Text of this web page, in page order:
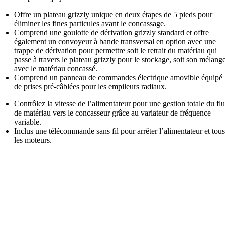
Offre un plateau grizzly unique en deux étapes de 5 pieds pour
éliminer les fines particules avant le concassage.
Comprend une goulotte de dérivation grizzly standard et offre
également un convoyeur à bande transversal en option avec une
trappe de dérivation pour permettre soit le retrait du matériau qui
passe à travers le plateau grizzly pour le stockage, soit son
avec le matériau concassé.
Comprend un panneau de commandes électrique amovible équipé
de prises pré-câblées pour les empileurs radiaux.
Contrôlez la vitesse de l’alimentateur pour une gestion totale du
de matériau vers le concasseur grâce au variateur de fréquence
variable.
Inclus une télécommande sans fil pour arrêter l’alimentateur et tous
les moteurs.